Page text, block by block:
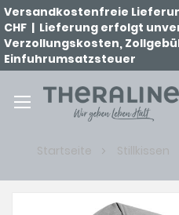
Versandkostenfreie
CHF | Lieferung erfolgt
Verzollungskosten,
Einfuhrumsatzsteuer
Startseite Stillkissen